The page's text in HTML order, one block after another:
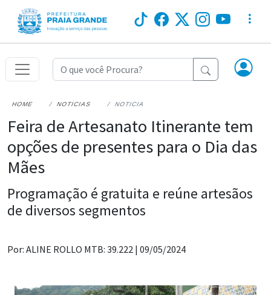
HOME NOTICIAS NOTICIA
Feira de Artesanato Itinerante tem
opções de presentes para o Dia das
Mães
Programação é gratuita e reúne artesãos
de diversos segmentos
Por: ALINE ROLLO MTB: 39.222 | 09/05/2024